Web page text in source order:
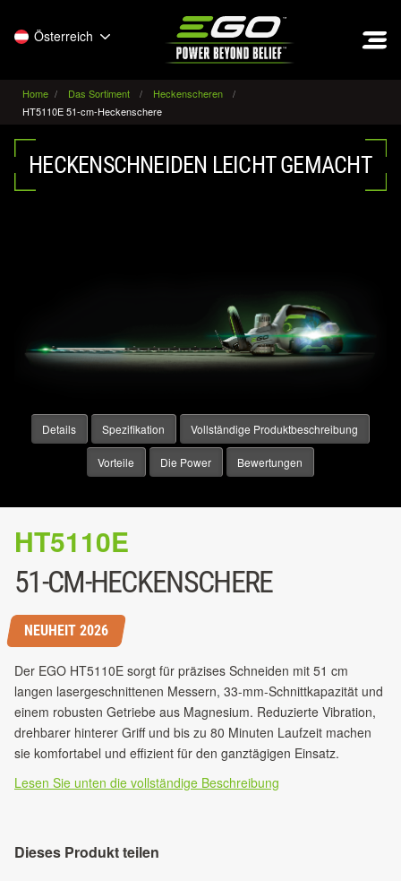
Österreich
Home Das Sortiment
Heckenscheren
HT5110E 51-cm-Heckenschere
HECKENSCHNEIDEN LEICHT GEMACHT
Details Spezifikation Vollständige Produktbeschreibung
Vorteile Die Power Bewertungen
HT5110E
51-CM-HECKENSCHERE
NEUHEIT 2026
Der EGO HT5110E sorgt für präzises Schneiden mit 51 cm
langen lasergeschnittenen Messern, 33-mm-Schnittkapazität und
einem robusten Getriebe aus Magnesium. Reduzierte Vibration,
drehbarer hinterer Griff und bis zu 80 Minuten Laufzeit machen
sie komfortabel und effizient für den ganztägigen Einsatz.
Lesen Sie unten die vollständige Beschreibung
Dieses Produkt teilen